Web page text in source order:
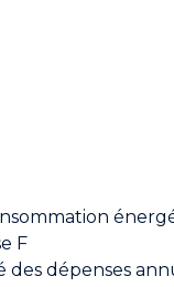
F
des dépenses